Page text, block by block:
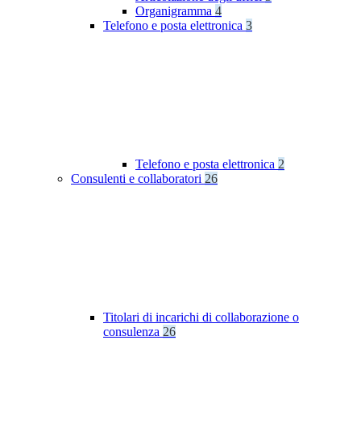
Organigramma 4
Telefono e posta elettronica 3
Telefono e posta elettronica 2
Consulenti e collaboratori 26
Titolari di incarichi di collaborazione o
consulenza 26